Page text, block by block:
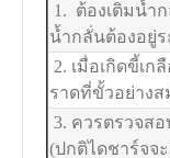
1. ต้องเติมน้ำ
น้ำกลั่นต้องอยู่ร
2. เมื่อเกิดขี้เ
ราดที่ขั้วอย่างส
3. ควรตรวจส
(ปกติไดชาร์จจ